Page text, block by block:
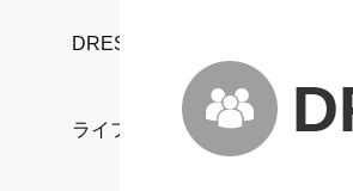
DRESS部活
ライフスタイル